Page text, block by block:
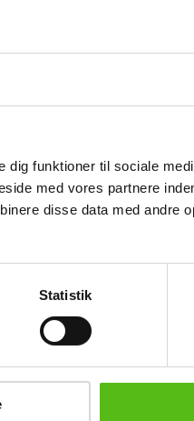
funktioner til sociale
med vores partnere
disse data med andre
Statistik
Moukahla flintlåsgevær -
vare er en del af følgende